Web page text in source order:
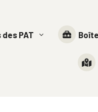
PAT